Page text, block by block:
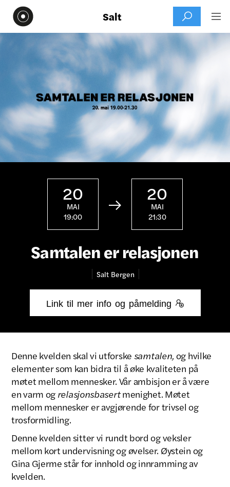
Salt  
20
MAI
19:00

20
MAI
21:30
Samtalen er relasjonen
Salt Bergen
Link til mer info og påmelding 
Denne kvelden skal vi utforske samtalen, og hvilke
elementer som kan bidra til å øke kvaliteten på
møtet mellom mennesker. Vår ambisjon er å være
en varm og relasjonsbasertmenighet. Møtet
mellom mennesker er avgjørende for trivsel og
trosformidling.
Denne kvelden sitter vi rundt bord og veksler
mellom kort undervisning og øvelser. Øystein og
Gina Gjerme står for innhold og innramming av
kvelden.